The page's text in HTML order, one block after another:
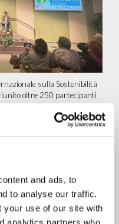
and ads, to
to analyse our traffic.
your use of our site with
sulla Sostenibilità
oltre 250 partecipanti
Studiosi,...
di